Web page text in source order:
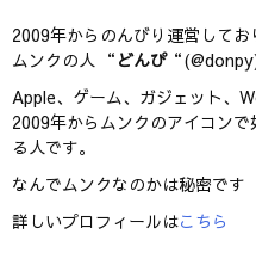
2009年からのんびり運営してお
ムンクの人 “ どんぴ“(@donpy)
Apple、ゲーム、ガジェット、
2009年からムンクのアイコン
る人です。
なんでムンクなのかは秘密です
詳しいプロフィールはこちら